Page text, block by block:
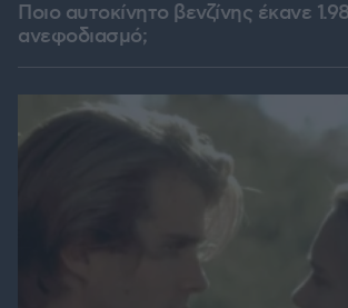
Ποιο αυτοκίνητο βενζίνης έκανε
ανεφοδιασμό;